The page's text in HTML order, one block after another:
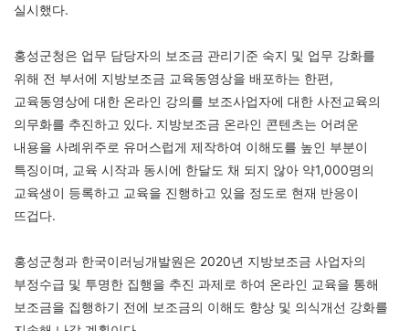
실시했다.
홍성군청은 업무 담당자의 보조금 관리기준 숙지 및 업무 강화를
위해 전 부서에 지방보조금 교육동영상을 배포하는 한편,
교육동영상에 대한 온라인 강의를 보조사업자에 대한 사전교육의
의무화를 추진하고 있다. 지방보조금 온라인 콘텐츠는 어려운
내용을 사례위주로 유머스럽게 제작하여 이해도를 높인 부분이
특징이며, 교육 시작과 동시에 한달도 채 되지 않아 약1,000명의
교육생이 등록하고 교육을 진행하고 있을 정도로 현재 반응이
뜨겁다.
홍성군청과 한국이러닝개발원은 2020년 지방보조금 사업자의
부정수급 및 투명한 집행을 추진 과제로 하여 온라인 교육을 통해
보조금을 집행하기 전에 보조금의 이해도 향상 및 의식개선 강화를